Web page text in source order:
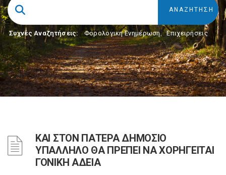
Συχνές Αναζητήσεις: Φορολογικη Ενημέρωση, Επιχειρήσεις
ΚΑΙ ΣΤΟΝ ΠΑΤΕΡΑ ΔΗΜΟΣΙΟ
ΥΠΑΛΛΗΛΟ ΘΑ ΠΡΕΠΕΙ ΝΑ ΧΟΡΗΓΕΙΤΑΙ
ΓΟΝΙΚΗ ΑΔΕΙΑ